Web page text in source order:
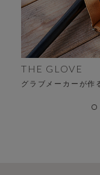
THE GLOVE
グラブメーカーが作